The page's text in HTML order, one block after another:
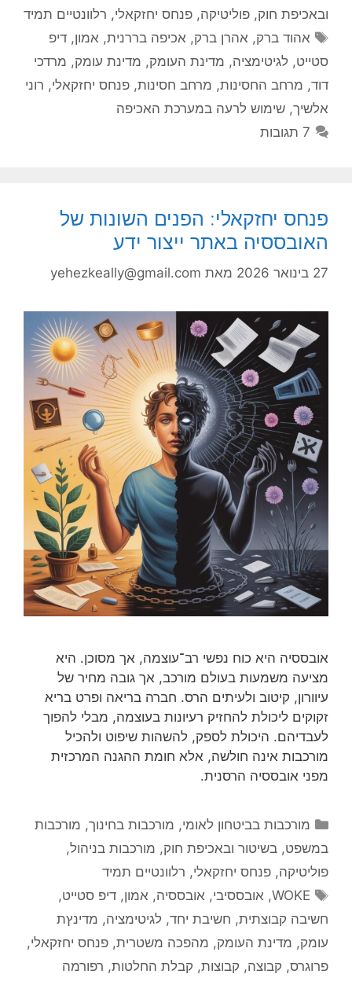
ובאכיפת חוק, פוליטיקה, פנחס יחזקאלי, רלוונטיים תמיד
תגיות
אהוד ברק, אהרן ברק, אכיפה בררנית, אמון,דיפ
סטייט, לגיטימציה, מדינת העומק, מדינת עומק, מרדכי
דוד, מרחב החסינות, מרחב חסינות, פנחס יחזקאלי, רוני
אלשיך, שימוש לרעה במערכת האכיפה
7 תגובות
פנחס יחזקאלי: הפנים השונות של
האובססיה באתר ייצור ידע
27 בינואר 2026 מאת yehezkeally@gmail.com
אובססיה היא כוח נפשי רב־עוצמה, אך מסוכן. היא
מציעה משמעות בעולם מורכב, אך גובה מחיר של
עיוורון, קיטוב ולעיתים הרס. חברה בריאה ופרט בריא
זקוקים ליכולת להחזיק רעיונות בעוצמה, מבלי להפוך
לעבדיהם. היכולת לספק, להשהות שיפוט ולהכיל
מורכבות אינה חולשה, אלא חומת ההגנה המרכזית
מפני אובססיה הרסנית.
קטגוריות
מורכבות בביטחון לאומי, מורכבות בחינוך, מורכבות
במשפט, בשיטור ובאכיפת חוק, מורכבות בניהול,
פוליטיקה, פנחס יחזקאלי, רלוונטיים תמיד
תגיות
WOKE
, אובססיבי, אובססיה, אמון,דיפ סטייט,
חשיבה קבוצתית, חשיבת יחד, לגיטימציה, מדינץת
עומק, מדינת העומק, מהפכה משטרית, פנחס יחזקאלי,
פרוגרס, קבוצה, קבוצות, קבלת החלטות, רפורמה